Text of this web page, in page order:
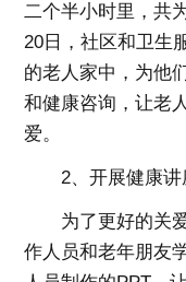
二个半小时里，共
20日，社区和卫生
的老人家中，为他
和健康咨询，让老
爱。
2、开展健康讲
为了更好的关爱
作人员和老年朋友